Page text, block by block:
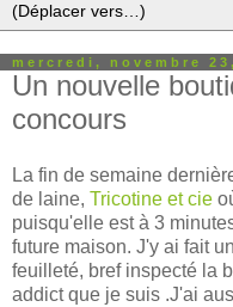
mercredi, novembre 23,
Un nouvelle
concours
La fin de semaine
de laine, Tricotine et cie
puisqu'elle est à 3
future maison. J'y ai fait
feuilleté, bref inspecté la
addict que je suis .J'ai